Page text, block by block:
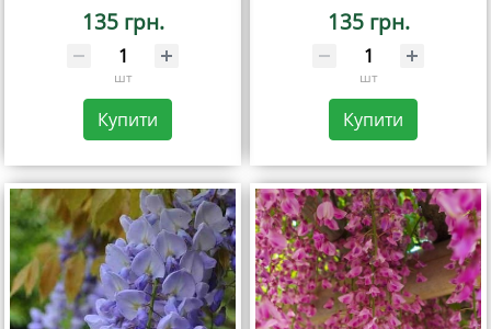
135 грн.
шт
Купити
135 грн.
шт
Купити